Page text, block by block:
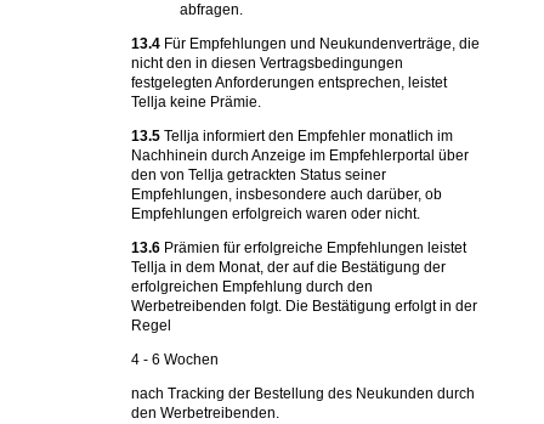
abfragen.
13.4 Für Empfehlungen und Neukundenverträge, die
nicht den in diesen Vertragsbedingungen
festgelegten Anforderungen entsprechen, leistet
Tellja keine Prämie.
13.5 Tellja informiert den Empfehler monatlich im
Nachhinein durch Anzeige im Empfehlerportal über
den von Tellja getrackten Status seiner
Empfehlungen, insbesondere auch darüber, ob
Empfehlungen erfolgreich waren oder nicht.
13.6 Prämien für erfolgreiche Empfehlungen leistet
Tellja in dem Monat, der auf die Bestätigung der
erfolgreichen Empfehlung durch den
Werbetreibenden folgt. Die Bestätigung erfolgt in der
Regel
4 - 6 Wochen
nach Tracking der Bestellung des Neukunden durch
den Werbetreibenden.